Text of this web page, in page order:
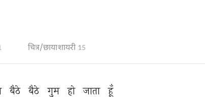
चित्र/छाया शायरी 15
बैठे बैठे गुम हो जाता हूँ